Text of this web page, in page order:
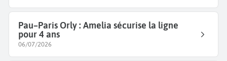
Pau–Paris Orly : Amelia sécurise la ligne
pour 4 ans
06/07/2026